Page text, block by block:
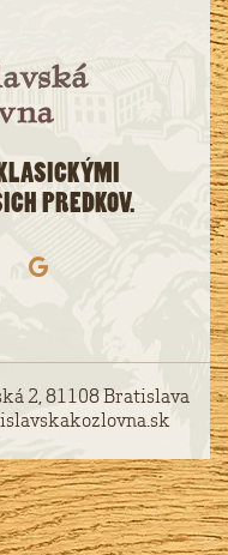
PREDKOV.
2, 81108 Bratislava